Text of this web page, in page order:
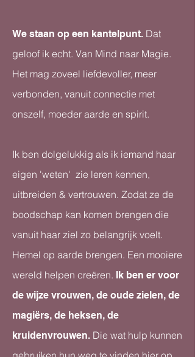
We staan op een kantelpunt. Dat
geloof ik echt. Van Mind naar Magie.
Het mag zoveel liefdevoller, meer
verbonden, vanuit connectie met
onszelf, moeder aarde en spirit.
Ik ben dolgelukkig als ik iemand haar
eigen 'weten' zie leren kennen,
uitbreiden & vertrouwen. Zodat ze de
boodschap kan komen brengen die
vanuit haar ziel zo belangrijk voelt.
Hemel op aarde brengen. Een mooiere
wereld helpen creëren. Ik ben er voor
de wijze vrouwen, de oude zielen, de
magiërs, de heksen, de
kruidenvrouwen. Die wat hulp kunnen